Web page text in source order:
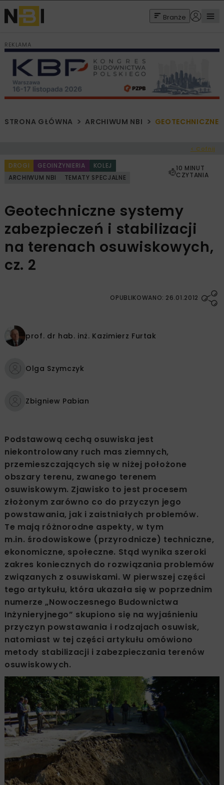
Branże
REKLAMA
STRONA GŁÓWNA ARCHIWUM NBI GEOTECHNICZNE
< Cofnij
DROGI GEOINŻYNIERIA
KOLEJ
ARCHIWUM NBI
TEMATY SPECJALNE
10 MINUT
CZYTANIA
Geotechniczne systemy
zabezpieczeń i stabilizacji
na terenach osuwiskowych,
cz. 2
OPUBLIKOWANO: 26.01.2012
prof. dr hab. inż. Kazimierz Furtak
Olga Szymczyk
Zbigniew Pabian
Podstawową cechą osuwiska jest
niekontrolowany ruch mas ziemnych,
przemieszczających się w niżej położone
obszary terenu, zwanego terenem
osuwiskowym. Zjawisko to jest procesem
złożonym zarówno co do przyczyn jego
powstawania, jak i zaistniałych problemów.
Te mają różnorodne aspekty, w tym
m.in. środowiskowe (przyrodnicze) techniczne,
ekonomiczne, społeczne. Stąd wynika szeroki
zakres koniecznych do rozwiązania problemów
związanych z osuwiskami. W pierwszej części
tego artykułu, która ukazała się w poprzednim
numerze „Nowoczesnego Budownictwa
Inżynieryjnego” skupiono się na wyjaśnieniu
przyczyn powstawania i rodzajach osuwisk,
natomiast w tej części artykułu omówiono
metody stabilizacji i zabezpieczania terenów
osuwiskowych.